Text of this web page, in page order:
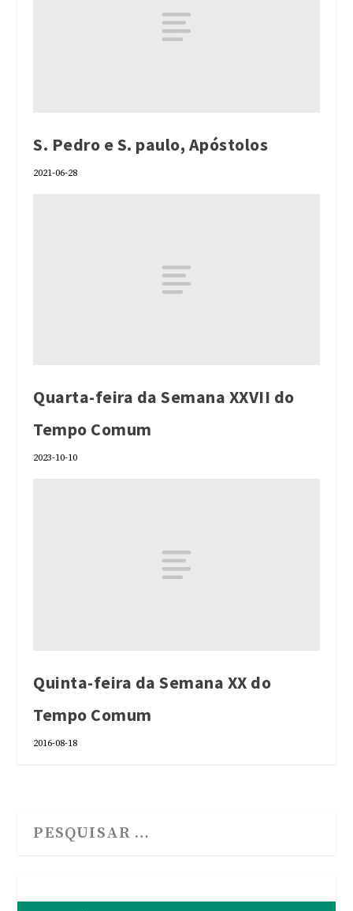
S. Pedro e S. paulo, Apóstolos
2021-06-28
Quarta-feira da Semana XXVII do
Tempo Comum
2023-10-10
Quinta-feira da Semana XX do
Tempo Comum
2016-08-18